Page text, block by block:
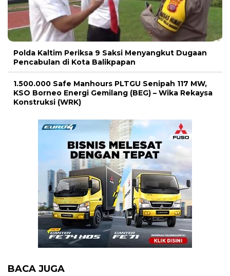
Polda Kaltim Periksa 9 Saksi Menyangkut Dugaan
Pencabulan di Kota Balikpapan
1.500.000 Safe Manhours PLTGU Senipah 117 MW,
KSO Borneo Energi Gemilang (BEG) – Wika Rekaysa
Konstruksi (WRK)
BACA JUGA